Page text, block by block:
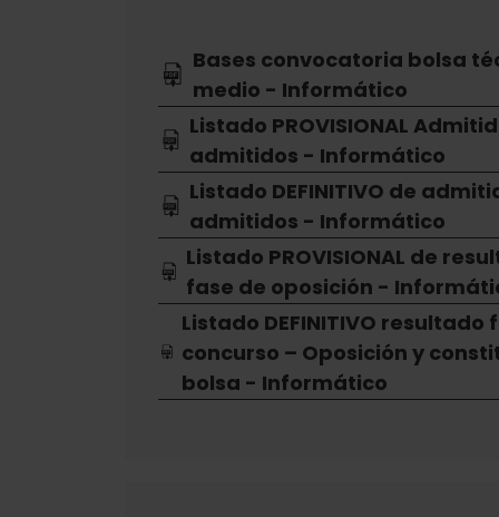
Bases convocatoria bolsa
medio - Informático
Listado PROVISIONAL
admitidos - Informático
Listado DEFINITIVO de
admitidos - Informático
Listado PROVISIONAL de
fase de oposición -
Listado DEFINITIVO resultado
concurso – Oposición y
bolsa - Informático